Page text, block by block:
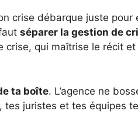
crise débarque juste pour
séparer la gestion de
crise, qui maîtrise le récit
ta boîte. L’agence ne
tes juristes et tes équipes